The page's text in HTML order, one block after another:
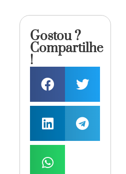
Gostou ?
Compartilhe
!